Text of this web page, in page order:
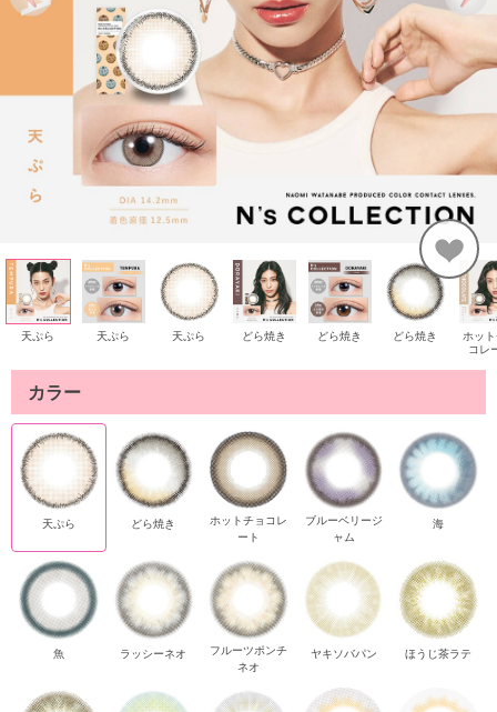
天ぷら 天ぷら 天ぷら どら焼き どら焼き どら焼き
ホッ
コレ
カラー
天ぷら どら焼き
ホットチョコレ
ート
ブルーベリージ
ャム
海
魚 ラッシーネオ
フルーツポンチ
ネオ
ヤキソバパン ほうじ茶ラテ